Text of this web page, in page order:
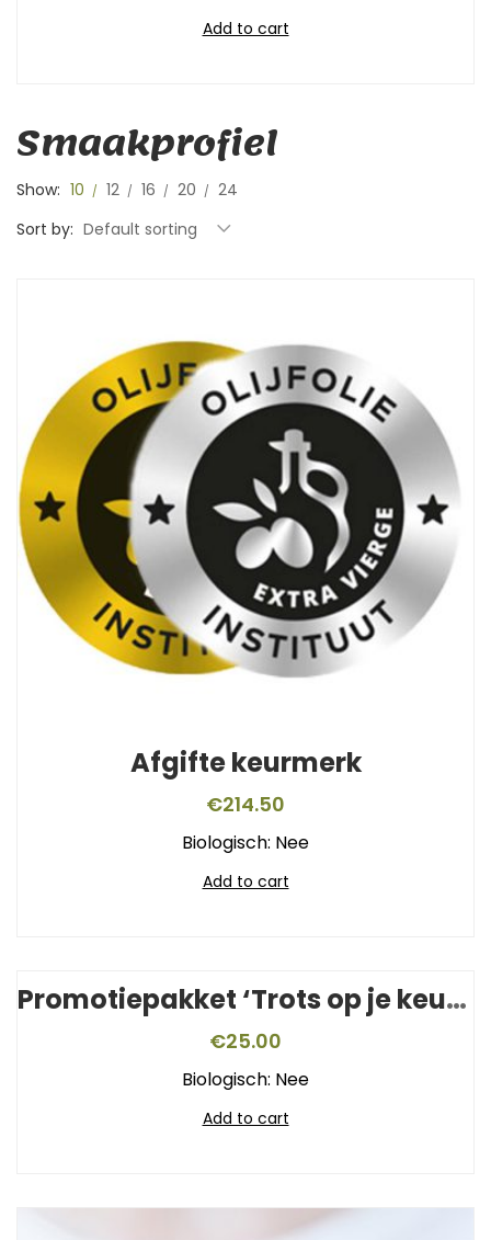
Add to cart
Smaakprofiel
Show: 10 12 16 20
24
Sort by: Default sorting
Afgifte keurmerk
€214.50
Biologisch: Nee
Add to cart
Promotiepakket ‘Trots op je keurmerk’
€25.00
Biologisch: Nee
Add to cart